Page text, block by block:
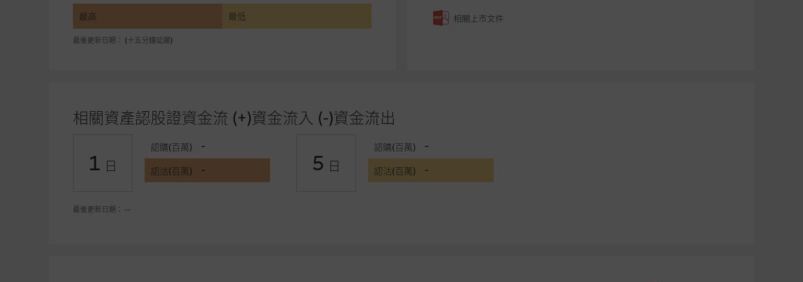
最高 最低
最後更新日期： (十五分鐘延遲)
相關上市文件
相關資產認股證資金流 (+)資金流入 (-)資金流出
1 日
認購(百萬) -
認沽(百萬) - 5 日
認購(百萬) -
認沽(百萬) -
最後更新日期： --